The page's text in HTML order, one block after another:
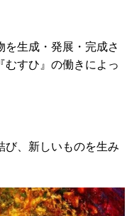
を生成・発展・完成さ
すひ』の働きによっ
び、新しいものを生み